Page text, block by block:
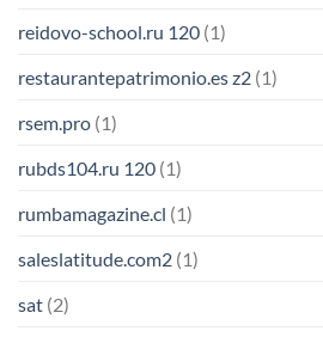
reidovo-school.ru 120 (1)
restaurantepatrimonio.es z2 (1)
rsem.pro (1)
rubds104.ru 120 (1)
rumbamagazine.cl (1)
saleslatitude.com2 (1)
sat (2)